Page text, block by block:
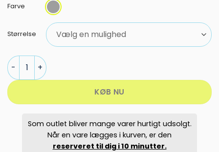
var:
5.499,95 kr..
er:
3.399,00
Farve
Størrelse
Salomon E S/Max X9 TI Ski antal
KØB NU
Som outlet bliver mange varer hurtigt udsolgt.
Når en vare lægges i kurven, er den
reserveret til dig i 10 minutter.